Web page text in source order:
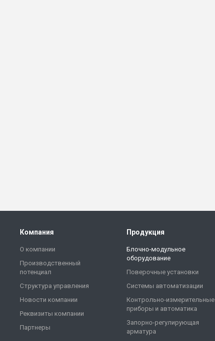
Компания
О компании
Производственный
потенциал
Структура управления
Новости компании
Реквизиты компании
Партнеры
Продукция
Блочно-модульное
оборудование
Поверочные установки
Системы автоматизации
Контрольно-измерительные
приборы и автоматика
Запорно-регулирующая
арматура